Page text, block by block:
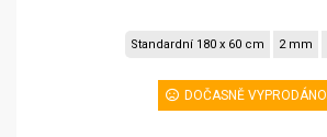
Standardní 180 x 60 cm 2 mm
DOČASNĚ VYPRODÁNO